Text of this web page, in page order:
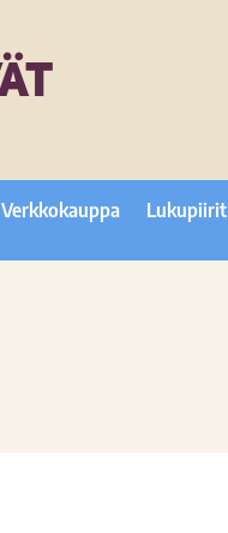
Verkkokauppa Lukupiirit